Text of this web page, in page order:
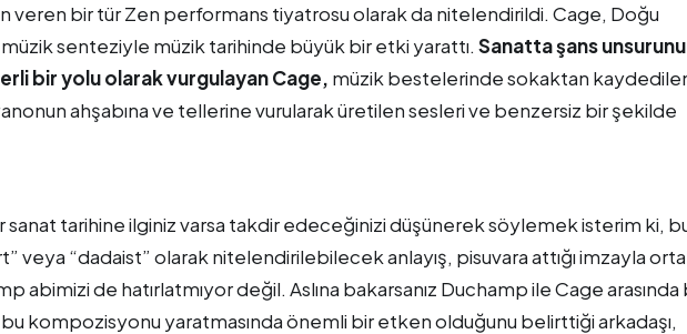
veren bir tür Zen performans tiyatrosu olarak da nitelendirildi. Cage, Doğu
senteziyle müzik tarihinde büyük bir etki yarattı. Sanatta şans
bir yolu olarak vurgulayan Cage, müzik bestelerinde sokaktan
ahşabına ve tellerine vurularak üretilen sesleri ve benzersiz bir şekilde
tarihine ilginiz varsa takdir edeceğinizi düşünerek söylemek isterim ki,
veya “dadaist” olarak nitelendirilebilecek anlayış, pisuvara attığı imzayla
abimizi de hatırlatmıyor değil. Aslına bakarsanız Duchamp ile Cage arasında
kompozisyonu yaratmasında önemli bir etken olduğunu belirttiği arkadaşı,